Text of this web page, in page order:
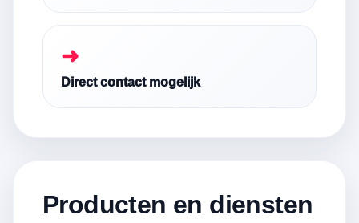
➜
Direct contact mogelijk
Producten en diensten